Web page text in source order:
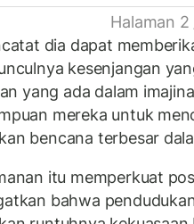
Halaman 2
dia dapat
kesenjangan
yang ada dalam
mereka untuk
bencana terbesar
itu memperkuat
bahwa